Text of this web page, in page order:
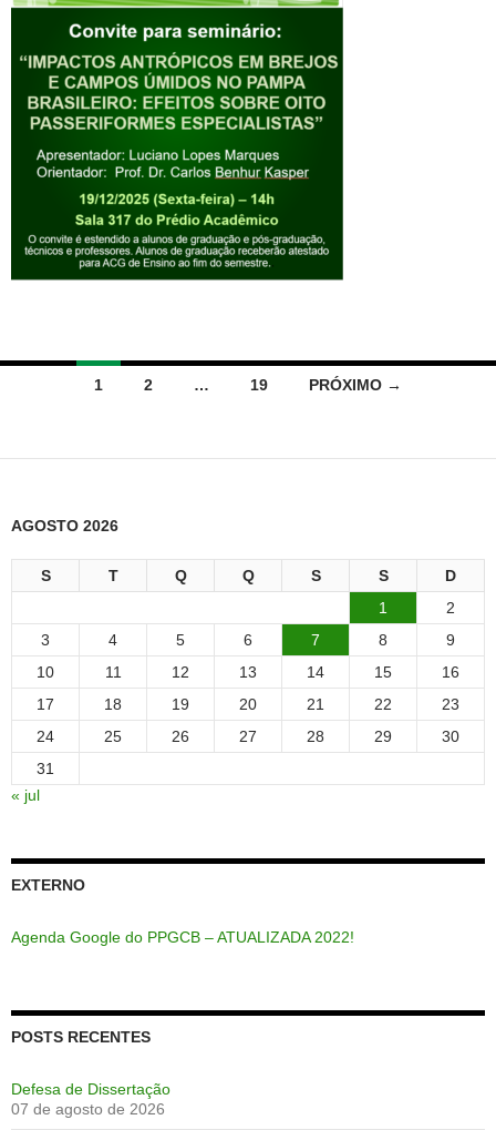
Navegação
posts
1 2 … 19 PRÓXIMO →
AGOSTO 2026
S T Q Q S S
D
1
2
3
4 5 6 7 8
9
10
11 12 13 14 15
16
17
18 19 20 21 22
23
24
25 26 27 28 29
30
31
« jul
EXTERNO
Agenda Google do PPGCB – ATUALIZADA 2022!
POSTS RECENTES
Defesa de Dissertação
07 de agosto de 2026